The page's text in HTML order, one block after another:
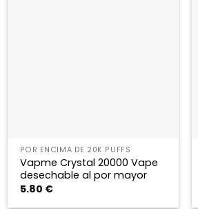
POR ENCIMA DE 20K PUFFS
Vapme Crystal 20000 Vape
desechable al por mayor
5.80 €